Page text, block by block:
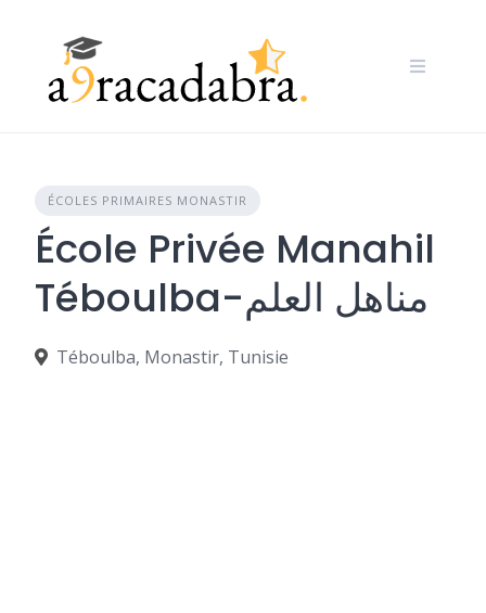
ÉCOLES PRIMAIRES MONASTIR
École Privée Manahil
Téboulba-مناهل العلم
Téboulba, Monastir, Tunisie